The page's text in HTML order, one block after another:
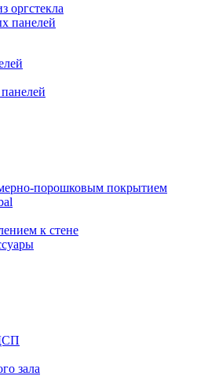
оргстекла
панелей
порошковым покрытием
к стене
зала